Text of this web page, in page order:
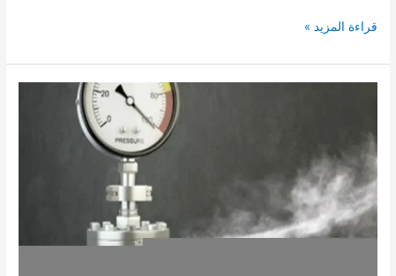
شركة
تسربات
الغاز
الكترونيا
قراءة المزيد »